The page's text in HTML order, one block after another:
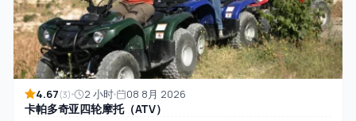
4.67(3) 2 小时 08 8月 2026
卡帕多奇亚四轮摩托（ATV）